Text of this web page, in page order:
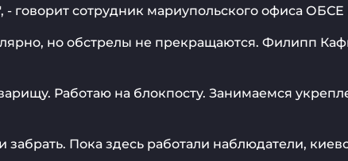
- говорит сотрудник мариупольского офиса
но обстрелы не прекращаются. Филипп
Работаю на блокпосту. Занимаемся
Пока здесь работали наблюдатели,